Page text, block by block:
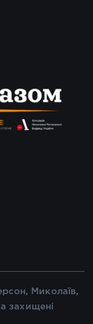
Миколаїв,
захищені